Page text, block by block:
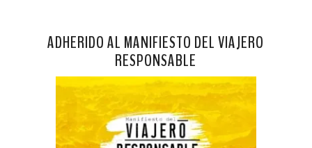
ADHERIDO AL MANIFIESTO DEL VIAJERO
RESPONSABLE